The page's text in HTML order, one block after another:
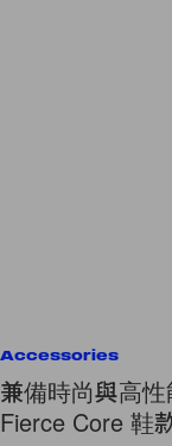
Accessories
兼備時尚與高
Fierce Core 鞋